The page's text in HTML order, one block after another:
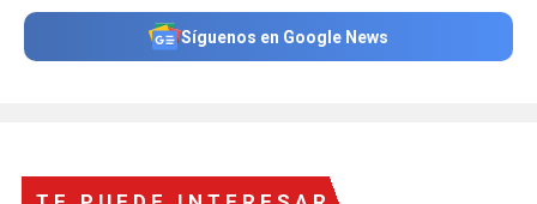
Síguenos en Google News